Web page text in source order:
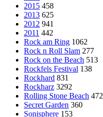
2015 458
2013 625
2012 941
2011 442
Rock am Ring 1062
Rock n Roll Slam 277
Rock on the Beach 513
Rockfels Festival 138
Rockhard 831
Rockharz 3292
Rolling Stone Beach 472
Secret Garden 360
Sonisphere 153